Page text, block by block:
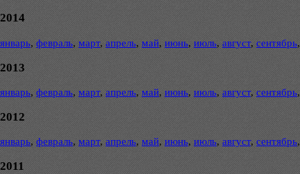
2014
январь, февраль, март, апрель, май, июнь, июль, август, сентябрь,
2013
январь, февраль, март, апрель, май, июнь, июль, август, сентябрь,
2012
январь, февраль, март, апрель, май, июнь, июль, август, сентябрь,
2011